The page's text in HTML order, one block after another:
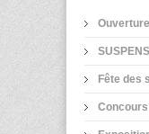
Ouverture
Fête des